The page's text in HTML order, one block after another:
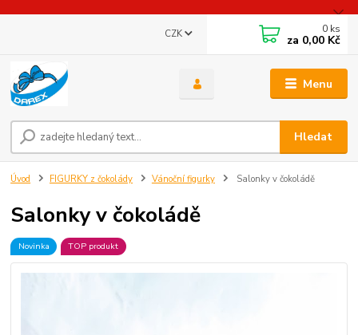
Menu
CZK
Hledat
0 ks
za 0,00 Kč
Úvod FIGURKY z čokolády Vánoční figurky Salonky v čokoládě
Salonky v čokoládě
Novinka TOP produkt